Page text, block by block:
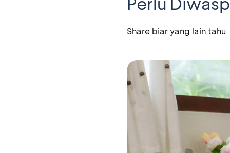
Share biar yang lain tahu